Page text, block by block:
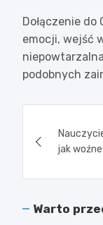
Dołączenie
emocji, wejść
podobnych
wpisu
jak
Warto